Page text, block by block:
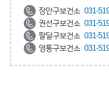
장안구보건소 031-
권선구보건소 031-
팔달구보건소 031-
영통구보건소 031-